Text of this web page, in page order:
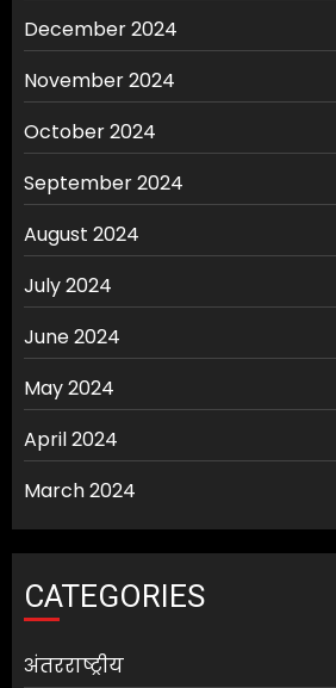
December 2024
November 2024
October 2024
September 2024
August 2024
July 2024
June 2024
May 2024
April 2024
March 2024
CATEGORIES
अंतरराष्ट्रीय